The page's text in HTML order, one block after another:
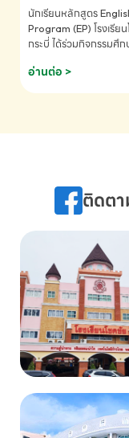
ระดับประถมศึกษา
6)
นักเรียนหลักสูตร
Program (EP) โรงเรีย
กระบี่ ได้ร่วมกิจกรรมศึ
ชมภาพยนตร์ Toy Story
(Soundtrack)เพื่อเสริมทั
ภาษา ผ่านประสบการณ์ก
075-691910
อ่านต่อ >
ติดตา